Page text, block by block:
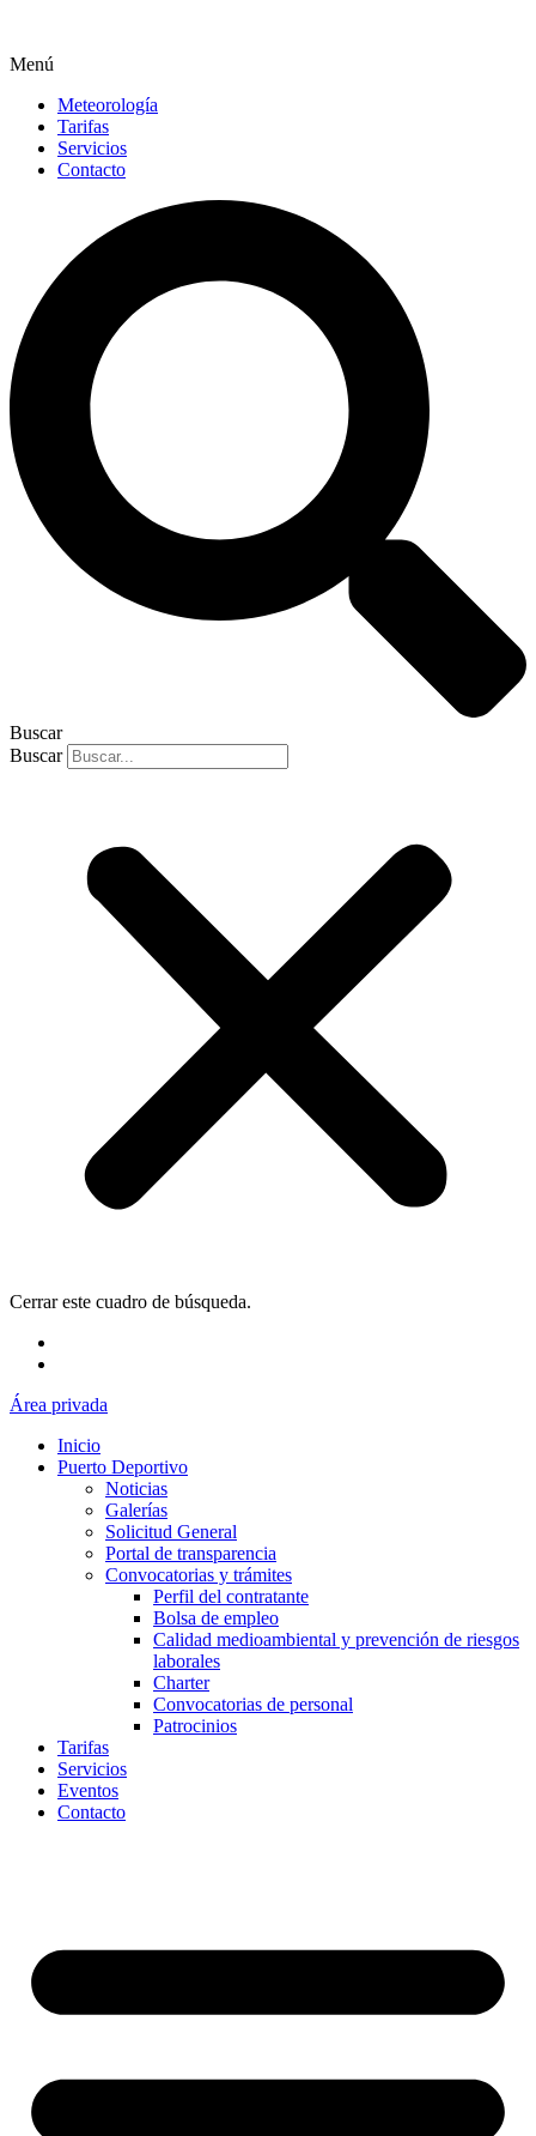
Menú
Meteorología
Tarifas
Servicios
Contacto
Buscar
Buscar
Cerrar este cuadro de búsqueda.
Área privada
Inicio
Puerto Deportivo
Noticias
Galerías
Solicitud General
Portal de transparencia
Convocatorias y trámites
Perfil del contratante
Bolsa de empleo
Calidad medioambiental y prevención de riesgos
laborales
Charter
Convocatorias de personal
Patrocinios
Tarifas
Servicios
Eventos
Contacto